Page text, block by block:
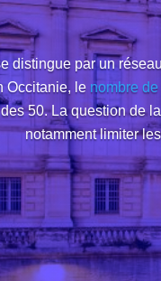
distingue par un
Occitanie, le nombre de
50. La question de
notamment limiter